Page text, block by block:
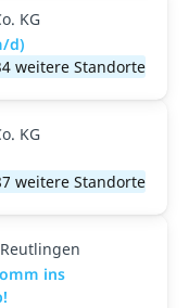
KG
d)
weitere Standorte
KG
weitere Standorte
ins